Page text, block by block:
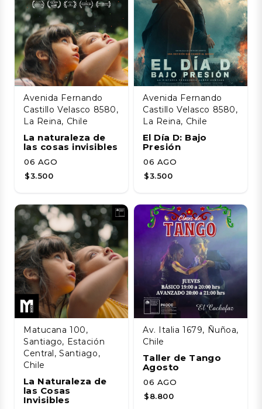
Avenida Fernando
Castillo Velasco 8580,
La Reina, Chile
La naturaleza de
las cosas invisibles
06 AGO
$3.500
Avenida Fernando
Castillo Velasco 8580,
La Reina, Chile
El Día D: Bajo
Presión
06 AGO
$3.500
Matucana 100,
Santiago, Estación
Central, Santiago,
Chile
La Naturaleza de
las Cosas
Invisibles
Av. Italia 1679, Ñuñoa,
Chile
Taller de Tango
Agosto
06 AGO
$8.800